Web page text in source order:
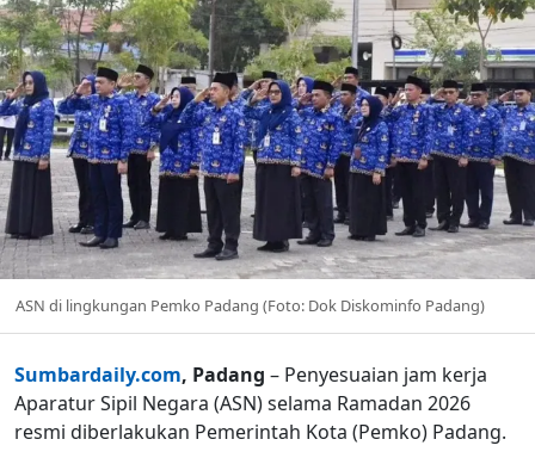
ASN di lingkungan Pemko Padang (Foto: Dok Diskominfo Padang)
Sumbardaily.com, Padang – Penyesuaian jam kerja
Aparatur Sipil Negara (ASN) selama Ramadan 2026
resmi diberlakukan Pemerintah Kota (Pemko) Padang.